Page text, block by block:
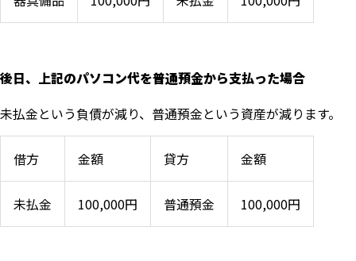
後日、上記のパソコン代を普通預金から支払った場合
未払金という負債が減り、普通預金という資産が減ります。
借方 金額 貸方 金額
未払金 100,000円 普通預金 100,000円